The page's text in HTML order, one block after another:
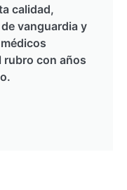
calidad,
vanguardia y
rubro con años